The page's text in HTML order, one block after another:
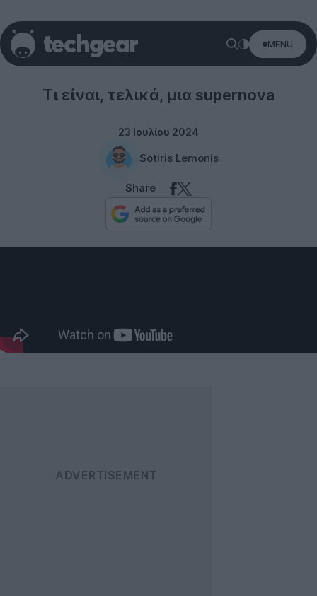
MENU
Τι είναι, τελικά, μια supernova
23 Ιουλίου 2024
Sotiris Lemonis
Share